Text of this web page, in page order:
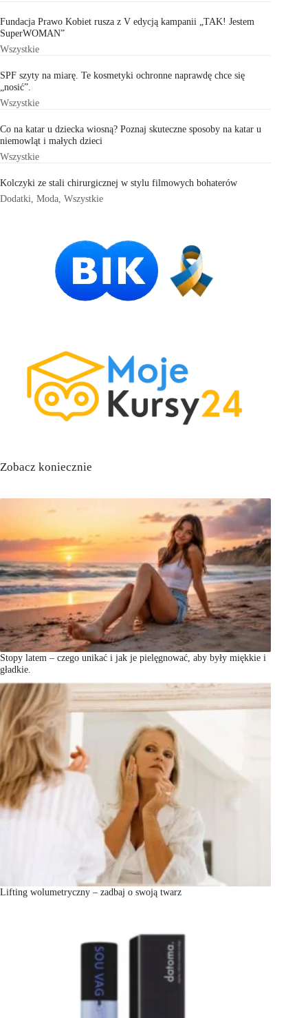
Fundacja Prawo Kobiet rusza z V edycją kampanii „TAK! Jestem
SuperWOMAN”
Wszystkie
SPF szyty na miarę. Te kosmetyki ochronne naprawdę chce się
„nosić”.
Wszystkie
Co na katar u dziecka wiosną? Poznaj skuteczne sposoby na katar u
niemowląt i małych dzieci
Wszystkie
Kolczyki ze stali chirurgicznej w stylu filmowych bohaterów
Dodatki Moda Wszystkie
Zobacz koniecznie
Stopy latem – czego unikać i jak je pielęgnować, aby były miękkie i
gładkie.
Lifting wolumetryczny – zadbaj o swoją twarz